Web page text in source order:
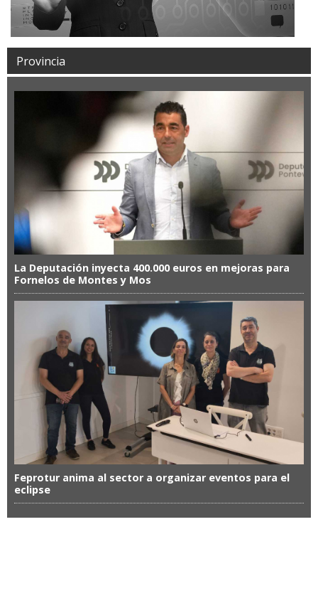
Provincia
La Deputación inyecta 400.000 euros en mejoras para
Fornelos de Montes y Mos
Feprotur anima al sector a organizar eventos para el
eclipse